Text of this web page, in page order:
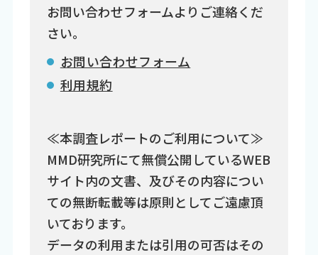
お問い合わせフォームよりご連絡くだ
さい。
お問い合わせフォーム
利用規約
≪本調査レポートのご利用について≫
MMD研究所にて無償公開しているWEB
サイト内の文書、及びその内容につい
ての無断転載等は原則としてご遠慮頂
いております。
データの利用または引用の可否はその